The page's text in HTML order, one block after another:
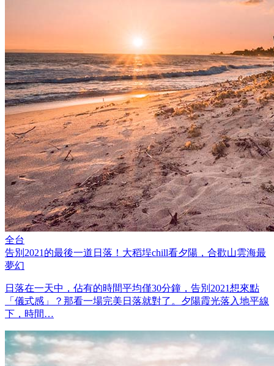
全台
告別2021的最後一道日落！大稻埕chill看夕陽，合歡山雲海最
夢幻
日落在一天中，佔有的時間平均僅30分鐘，告別2021想來點
「儀式感」？那看一場完美日落就對了。夕陽霞光落入地平線
下，時間…